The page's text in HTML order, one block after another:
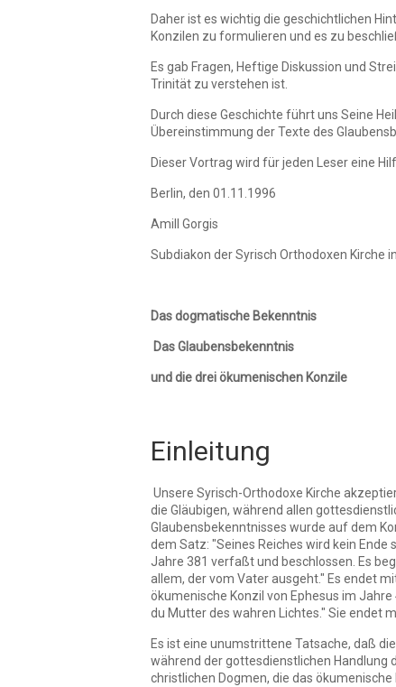
Daher ist es wichtig die geschichtlichen
Konzilen zu formulieren und es zu
Es gab Fragen, Heftige Diskussion und
Trinität zu verstehen ist.
Durch diese Geschichte führt uns Seine
Übereinstimmung der Texte des
Dieser Vortrag wird für jeden Leser eine
Berlin, den 01.11.1996
Amill Gorgis
Subdiakon der Syrisch Orthodoxen Kirche
Das dogmatische Bekenntnis
Das Glaubensbekenntnis
und die drei ökumenischen Konzile
Einleitung
Unsere Syrisch-Orthodoxe Kirche
die Gläubigen, während allen
Glaubensbekenntnisses wurde auf dem
dem Satz: "Seines Reiches wird kein
Jahre 381 verfaßt und beschlossen. Es
allem, der vom Vater ausgeht." Es endet
ökumenische Konzil von Ephesus im
du Mutter des wahren Lichtes." Sie endet
Es ist eine unumstrittene Tatsache, daß
während der gottesdienstlichen Handlung
christlichen Dogmen, die das